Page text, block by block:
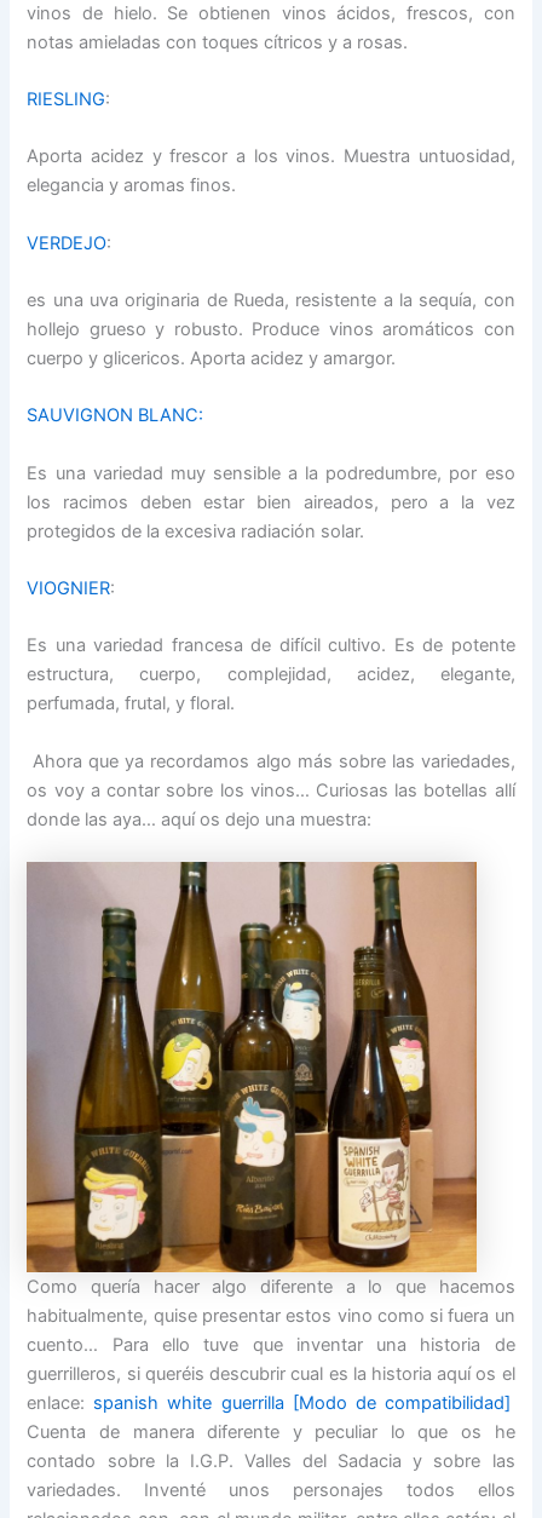
vinos de hielo. Se obtienen vinos ácidos, frescos, con
notas amieladas con toques cítricos y a rosas.
RIESLING:
Aporta acidez y frescor a los vinos. Muestra untuosidad,
elegancia y aromas finos.
VERDEJO:
es una uva originaria de Rueda, resistente a la sequía, con
hollejo grueso y robusto. Produce vinos aromáticos con
cuerpo y glicericos. Aporta acidez y amargor.
SAUVIGNON BLANC:
Es una variedad muy sensible a la podredumbre, por eso
los racimos deben estar bien aireados, pero a la vez
protegidos de la excesiva radiación solar.
VIOGNIER:
Es una variedad francesa de difícil cultivo. Es de potente
estructura, cuerpo, complejidad, acidez, elegante,
perfumada, frutal, y floral.
Ahora que ya recordamos algo más sobre las variedades,
os voy a contar sobre los vinos… Curiosas las botellas allí
donde las aya… aquí os dejo una muestra:
Como quería hacer algo diferente a lo que hacemos
habitualmente, quise presentar estos vino como si fuera un
cuento… Para ello tuve que inventar una historia de
guerrilleros, si queréis descubrir cual es la historia aquí os el
enlace: spanish white guerrilla [Modo de compatibilidad]
Cuenta de manera diferente y peculiar lo que os he
contado sobre la I.G.P. Valles del Sadacia y sobre las
variedades. Inventé unos personajes todos ellos